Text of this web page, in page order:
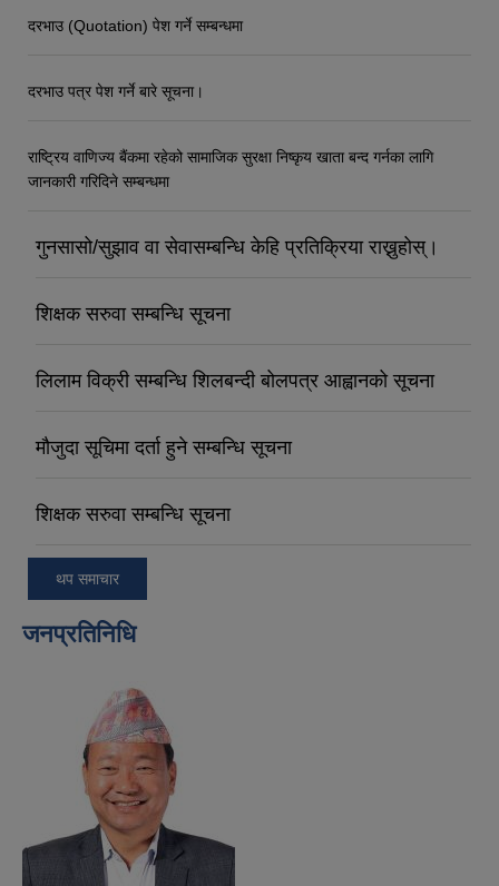
दरभाउ (Quotation) पेश गर्ने सम्बन्धमा
दरभाउ पत्र पेश गर्ने बारे सूचना।
राष्ट्रिय वाणिज्य बैंकमा रहेको सामाजिक सुरक्षा निष्कृय खाता बन्द गर्नका लागि
जानकारी गरिदिने सम्बन्धमा
गुनसासो/सुझाव वा सेवासम्बन्धि केहि प्रतिक्रिया राख्नुहोस्।
शिक्षक सरुवा सम्बन्धि सूचना
लिलाम विक्री सम्बन्धि शिलबन्दी बोलपत्र आह्वानको सूचना
मौजुदा सूचिमा दर्ता हुने सम्बन्धि सूचना
शिक्षक सरुवा सम्बन्धि सूचना
थप समाचार
जनप्रतिनिधि